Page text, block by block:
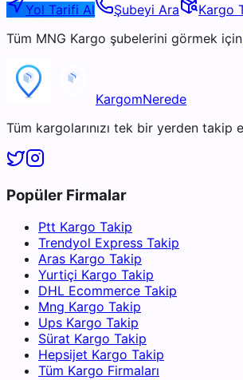
Yol Tarifi Al Şubeyi Ara
Kargo
Tüm MNG Kargo şubelerini görmek için
KargomNerede
Tüm kargolarınızı tek bir yerden takip
Popüler Firmalar
Ptt Kargo Takip
Trendyol Express Takip
Aras Kargo Takip
Yurtiçi Kargo Takip
DHL Ecommerce Takip
Mng Kargo Takip
Ups Kargo Takip
Sürat Kargo Takip
Hepsijet Kargo Takip
Tüm Kargo Firmaları